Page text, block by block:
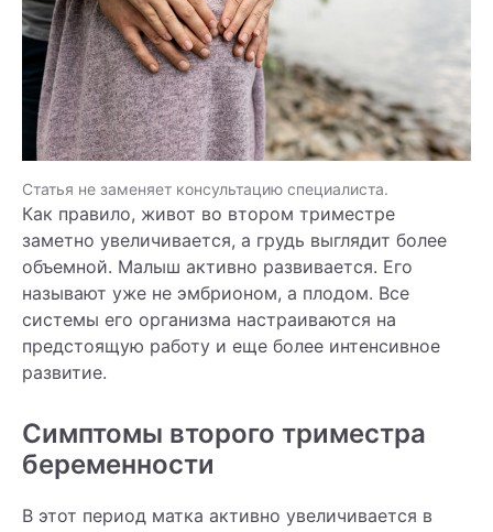
Статья не заменяет консультацию специалиста.
Как правило, живот во втором триместре
заметно увеличивается, а грудь выглядит более
объемной. Малыш активно развивается. Его
называют уже не эмбрионом, а плодом. Все
системы его организма настраиваются на
предстоящую работу и еще более интенсивное
развитие.
Симптомы второго триместра
беременности
В этот период матка активно увеличивается в